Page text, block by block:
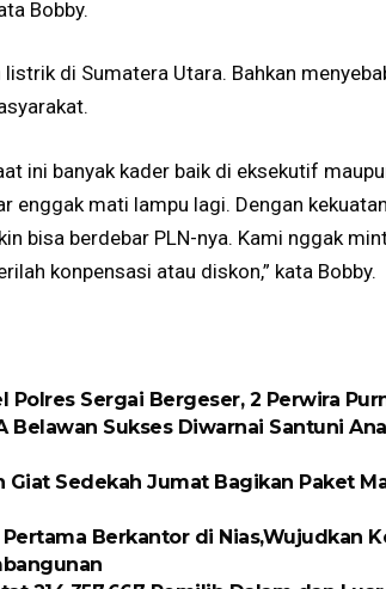
Bobby.
di Sumatera Utara. Bahkan
ini banyak kader baik di eksekutif
enggak mati lampu lagi. Dengan
bisa berdebar PLN-nya. Kami nggak
konpensasi atau diskon,” kata Bobby.
Polres Sergai Bergeser, 2 Perwira
Belawan Sukses Diwarnai Santuni
Giat Sedekah Jumat Bagikan Paket
Berkantor di Nias,Wujudkan